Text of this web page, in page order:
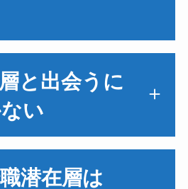
と出会うに
い
潜在層は